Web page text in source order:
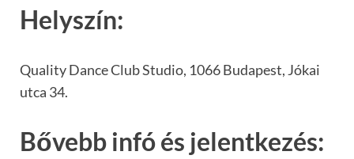
Helyszín:
Quality Dance Club Studio, 1066 Budapest, Jókai
utca 34.
Bővebb infó és jelentkezés: